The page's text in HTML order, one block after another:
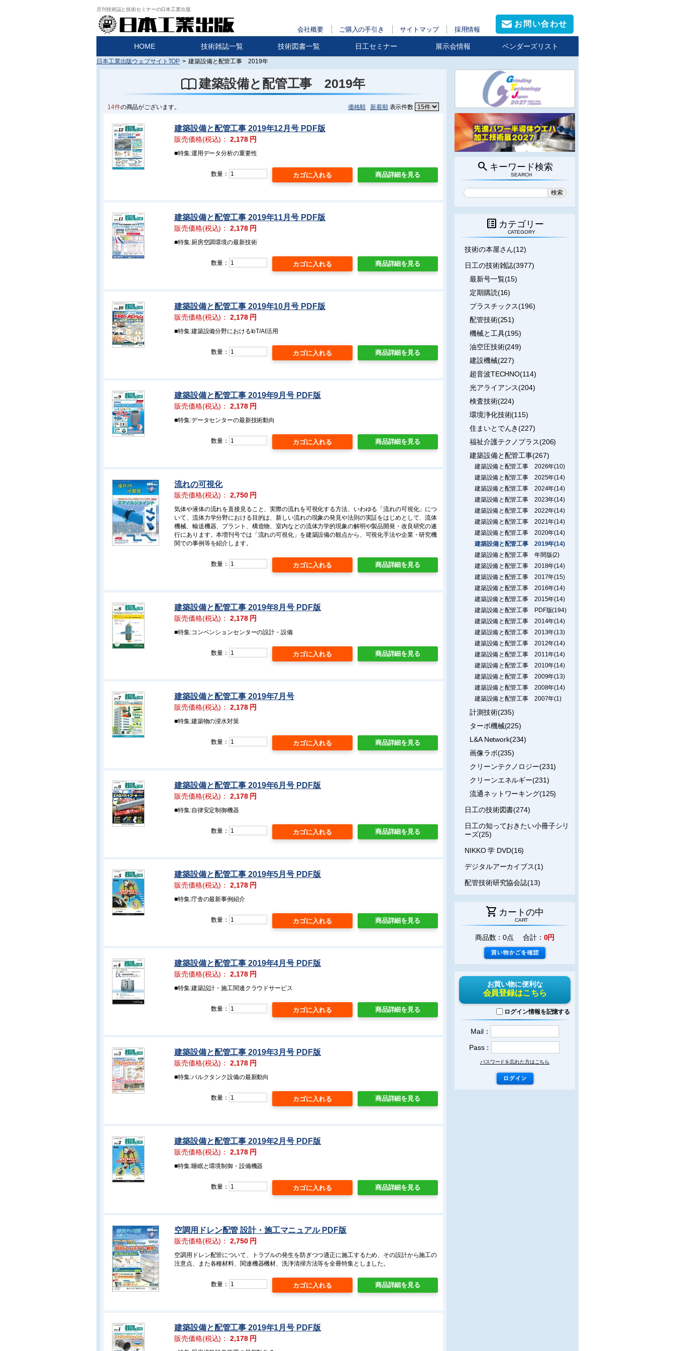
月刊技術誌と技術セミナーの日本工業出版
会社概要 ご購入の手引き サイトマップ 採用情報
お問い合わせ
HOME 技術雑誌一覧 技術図書一覧 日工セミナー 展示会情報 ベンダーズリスト
日本工業出版ウェブサイトTOP > 建築設備と配管工事 2019年
建築設備と配管工事 2019年
14件の商品がございます。 価格順 新着順表示件数
建築設備と配管工事 2019年12月号 PDF版
販売価格(税込)：2,178円
■特集:運用データ分析の重要性
商品詳細を見る
数量：
建築設備と配管工事 2019年11月号 PDF版
販売価格(税込)：2,178円
■特集:厨房空調環境の最新技術
商品詳細を見る
数量：
建築設備と配管工事 2019年10月号 PDF版
販売価格(税込)：2,178円
■特集:建築設備分野におけるIoT/AI活用
商品詳細を見る
数量：
建築設備と配管工事 2019年9月号 PDF版
販売価格(税込)：2,178円
■特集:データセンターの最新技術動向
商品詳細を見る
数量：
流れの可視化
販売価格(税込)：2,750円
気体や液体の流れを直接見ること、実際の流れを可視化する方法、いわゆる「流れの可視化」につ
いて、流体力学分野における目的は、新しい流れの現象の発見や法則の実証をはじめとして、流体
機械、輸送機器、プラント、構造物、室内などの流体力学的現象の解明や製品開発・改良研究の遂
行にあります。本増刊号では「流れの可視化」を建築設備の観点から、可視化手法や企業・研究機
関での事例等を紹介します。
商品詳細を見る
数量：
建築設備と配管工事 2019年8月号 PDF版
販売価格(税込)：2,178円
■特集:コンベンションセンターの設計・設備
商品詳細を見る
数量：
建築設備と配管工事 2019年7月号
販売価格(税込)：2,178円
■特集:建築物の浸水対策
商品詳細を見る
数量：
建築設備と配管工事 2019年6月号 PDF版
販売価格(税込)：2,178円
■特集:自律安定制御機器
商品詳細を見る
数量：
建築設備と配管工事 2019年5月号 PDF版
販売価格(税込)：2,178円
■特集:庁舎の最新事例紹介
商品詳細を見る
数量：
建築設備と配管工事 2019年4月号 PDF版
販売価格(税込)：2,178円
■特集:建築設計・施工関連クラウドサービス
商品詳細を見る
数量：
建築設備と配管工事 2019年3月号 PDF版
販売価格(税込)：2,178円
■特集:バルクタンク設備の最新動向
商品詳細を見る
数量：
建築設備と配管工事 2019年2月号 PDF版
販売価格(税込)：2,178円
■特集:睡眠と環境制御・設備機器
商品詳細を見る
数量：
空調用ドレン配管 設計・施工マニュアル PDF版
販売価格(税込)：2,750円
空調用ドレン配管について、トラブルの発生を防ぎつつ適正に施工するため、その設計から施工の
注意点、また各種材料、関連機器機材、洗浄清掃方法等を全冊特集としました。
商品詳細を見る
数量：
建築設備と配管工事 2019年1月号 PDF版
販売価格(税込)：2,178円
search キーワード検索
SEARCH
list_alt カテゴリー
CATEGORY
技術の本屋さん(12)
日工の技術雑誌(3977)
最新号一覧(15)
定期購読(16)
プラスチックス(196)
配管技術(251)
機械と工具(195)
油空圧技術(249)
建設機械(227)
超音波TECHNO(114)
光アライアンス(204)
検査技術(224)
環境浄化技術(115)
住まいとでんき(227)
福祉介護テクノプラス(206)
建築設備と配管工事(267)
建築設備と配管工事 2026年(10)
建築設備と配管工事 2025年(14)
建築設備と配管工事 2024年(14)
建築設備と配管工事 2023年(14)
建築設備と配管工事 2022年(14)
建築設備と配管工事 2021年(14)
建築設備と配管工事 2020年(14)
建築設備と配管工事 2019年(14)
建築設備と配管工事 年間版(2)
建築設備と配管工事 2018年(14)
建築設備と配管工事 2017年(15)
建築設備と配管工事 2016年(14)
建築設備と配管工事 2015年(14)
建築設備と配管工事 PDF版(194)
建築設備と配管工事 2014年(14)
建築設備と配管工事 2013年(13)
建築設備と配管工事 2012年(14)
建築設備と配管工事 2011年(14)
建築設備と配管工事 2010年(14)
建築設備と配管工事 2009年(13)
建築設備と配管工事 2008年(14)
建築設備と配管工事 2007年(1)
計測技術(235)
ターボ機械(225)
L&A Network(234)
画像ラボ(235)
クリーンテクノロジー(231)
クリーンエネルギー(231)
流通ネットワーキング(125)
日工の技術図書(274)
日工の知っておきたい小冊子シリ
ーズ(25)
NIKKO 学 DVD(16)
デジタルアーカイブス(1)
配管技術研究協会誌(13)
shopping_cart カートの中
CART
商品数：0点 合計： 0円
お買い物に便利な
会員登録はこちら
ログイン情報を記憶する
Mail：
Pass：
パスワードを忘れた方はこちら